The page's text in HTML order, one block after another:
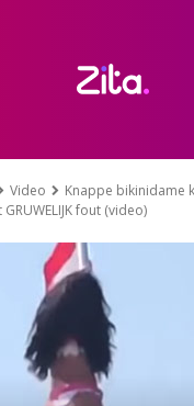
Video
Knappe bikinidame
fout (video)